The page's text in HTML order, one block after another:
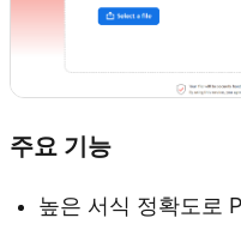
주요 기능
높은 서식 정확도로